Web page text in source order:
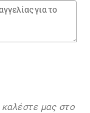
καλέστε μας στο